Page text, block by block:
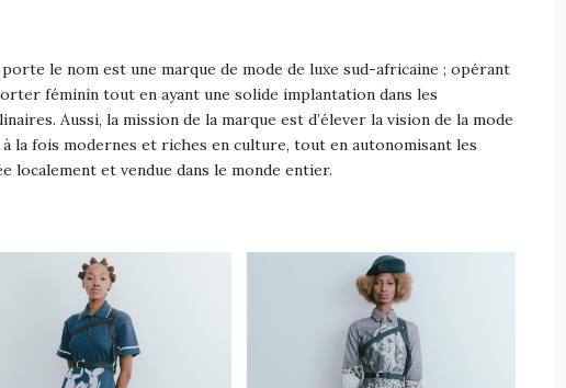
le nom est une marque de mode de luxe sud-africaine ; opérant
féminin tout en ayant une solide implantation dans les
Aussi, la mission de la marque est d’élever la vision de la mode
la fois modernes et riches en culture, tout en autonomisant les
localement et vendue dans le monde entier.